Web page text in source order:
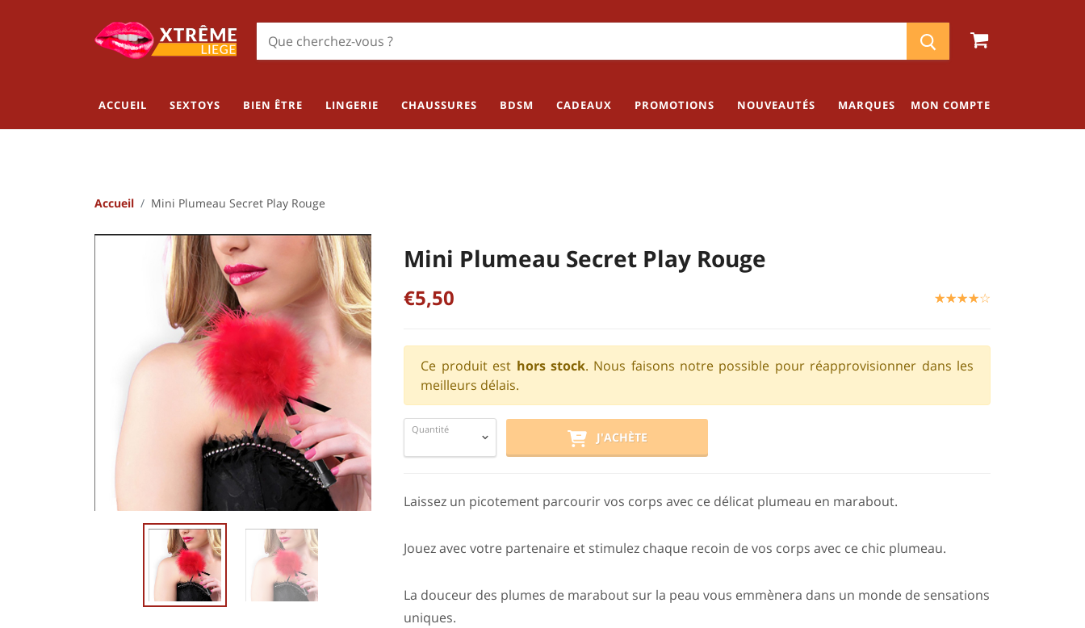
ACCUEIL SEXTOYS BIEN ÊTRE LINGERIE CHAUSSURES BDSM CADEAUX PROMOTIONS NOUVEAUTÉS MARQUES MON COMPTE
Accueil Mini Plumeau Secret Play Rouge
Mini Plumeau Secret Play Rouge
€5,50 ☆☆☆☆☆
★★★★★
Ce produit est hors stock. Nous faisons notre possible pour réapprovisionner dans les
meilleurs délais.
Quantité
J'ACHÈTE
Laissez un picotement parcourir vos corps avec ce délicat plumeau en marabout.
Jouez avec votre partenaire et stimulez chaque recoin de vos corps avec ce chic plumeau.
La douceur des plumes de marabout sur la peau vous emmènera dans un monde de sensations
uniques.